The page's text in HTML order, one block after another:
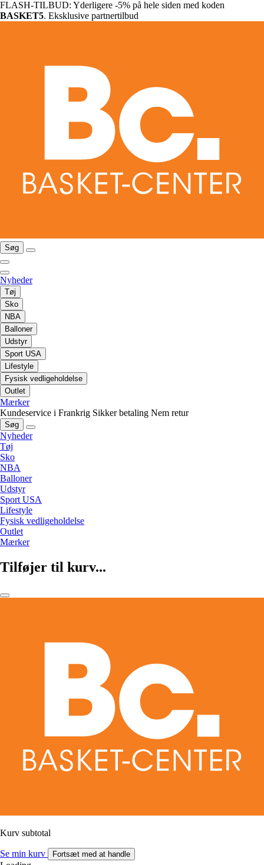
FLASH-TILBUD: Yderligere -5% på hele siden med koden
BASKET5. Eksklusive partnertilbud
Søg
Nyheder
Tøj
Sko
NBA
Balloner
Udstyr
Sport USA
Lifestyle
Fysisk vedligeholdelse
Outlet
Mærker
Kundeservice i Frankrig Sikker betaling Nem retur
Søg
Nyheder
Tøj
Sko
NBA
Balloner
Udstyr
Sport USA
Lifestyle
Fysisk vedligeholdelse
Outlet
Mærker
Tilføjer til kurv...
Kurv subtotal
Se min kurv Fortsæt med at handle